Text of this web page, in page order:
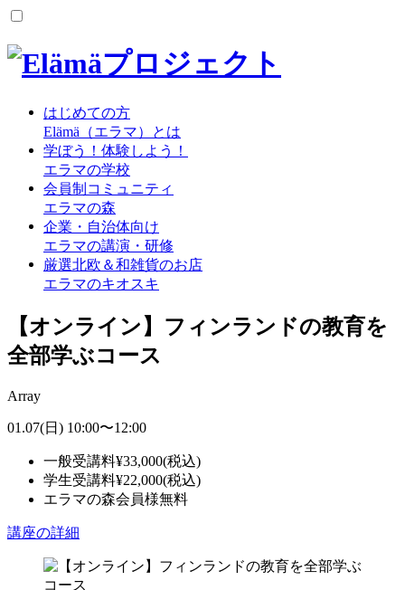
はじめての方
Elämä（エラマ）とは
学ぼう！体験しよう！
エラマの学校
会員制コミュニティ
エラマの森
企業・自治体向け
エラマの講演・研修
厳選北欧＆和雑貨のお店
エラマのキオスキ
【オンライン】フィンランドの教育を
全部学ぶコース
Array
01.07(日) 10:00〜12:00
一般受講料¥33,000(税込)
学生受講料¥22,000(税込)
エラマの森会員様無料
講座の詳細